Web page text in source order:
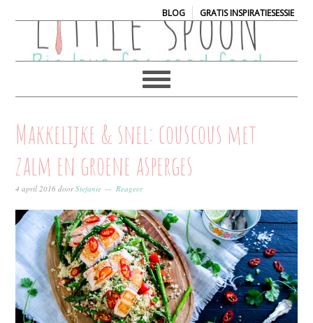
BLOG| GRATIS INSPIRATIESESSIE
Makkelijke & snel: couscous met
zalm en groene asperges
4 april 2016 doorStefanie Reageer